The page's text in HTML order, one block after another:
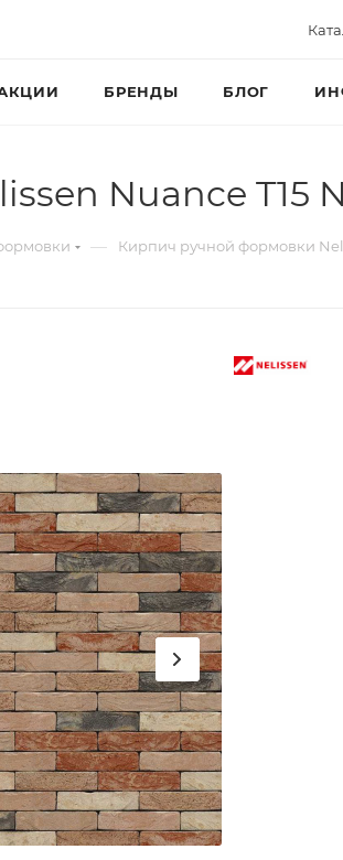
БРЕНДЫ БЛОГ
Nuance T15
— Кирпич ручной формовки